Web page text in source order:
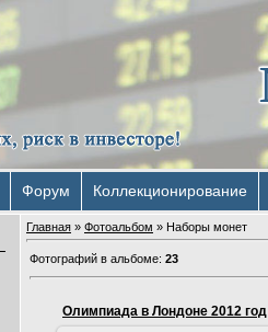
Форум Коллекционирование
Главная » Фотоальбом » Наборы монет
Фотографий в альбоме: 23
Олимпиада в Лондоне 2012 год